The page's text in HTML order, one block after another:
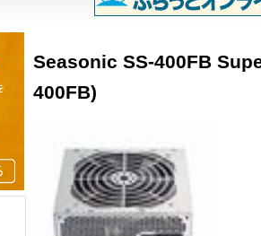
Seasonic SS-400FB
400FB)